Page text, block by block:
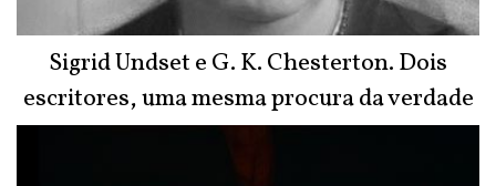
Sigrid Undset e G. K. Chesterton. Dois
escritores, uma mesma procura da verdade